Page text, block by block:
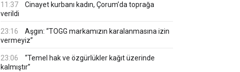
11:37
Cinayet kurbanı kadın, Çorum’da toprağa
verildi
23:16
Aşgın: “TOGG markamızın karalanmasına izin
vermeyiz”
23:06
“Temel hak ve özgürlükler kağıt üzerinde
kalmıştır”